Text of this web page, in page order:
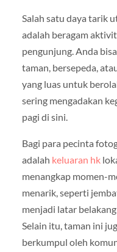
Salah satu daya tarik
adalah beragam
pengunjung. Anda
taman, bersepeda,
yang luas untuk
sering mengadakan
pagi di sini.
Bagi para pecinta
adalah keluaran hk
menangkap momen-
menarik, seperti
menjadi latar
Selain itu, taman ini
berkumpul oleh